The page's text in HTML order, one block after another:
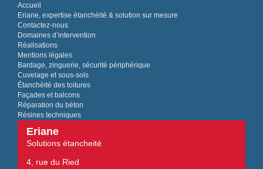
Accueil
Eriane, expertise étanchéité & solution sur mesure
Contactez-nous
Domaines d’intervention
Réalisations
Mentions légales
Bardage, zinguerie, sécurité périphérique
Cuvelage et sous-sols
Étanchéité des toitures
Façades et balcons
Réparation du béton
Résines techniques
Eriane
Solutions étancheité
4, rue du Ried